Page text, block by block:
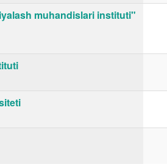
muhandislari instituti"